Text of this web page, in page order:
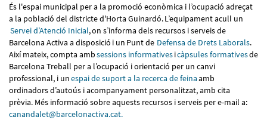
És l'espai municipal per a la promoció econòmica i l’ocupació adreçat
a la població del districte d'Horta Guinardó. L’equipament acull un
Servei d’Atenció Inicial, on s’informa dels recursos i serveis de
Barcelona Activa a disposició i un Punt de Defensa de Drets Laborals.
Així mateix, compta ambsessions informativesicàpsules formativesde
Barcelona Treball per a l’ocupació i orientació per un canvi
professional, i unespai de suport a la recerca de feinaamb
ordinadors d’autoús i acompanyament personalitzat, amb cita
prèvia. Més informació sobre aquests recursos i serveis per e-mail a:
canandalet@barcelonactiva.cat.